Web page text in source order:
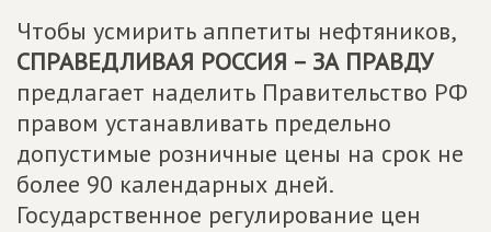
Чтобы усмирить аппетиты нефтяников,
СПРАВЕДЛИВАЯ РОССИЯ – ЗА ПРАВДУ
предлагает наделить Правительство РФ
правом устанавливать предельно
допустимые розничные цены на срок не
более 90 календарных дней.
Государственное регулирование цен